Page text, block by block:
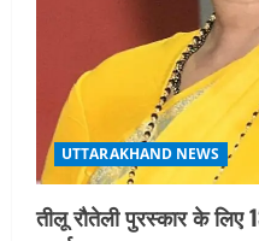
UTTARAKHAND NEWS
तीलू रौतेली पुरस्कार के लिए